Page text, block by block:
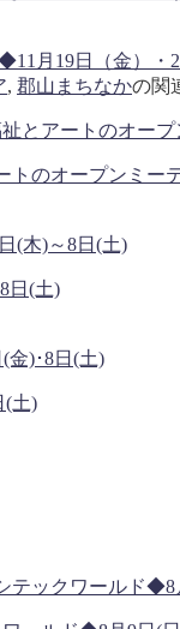
月19日（金
, 郡山まちなかの関
トのオープンミー
日(土)
(土)